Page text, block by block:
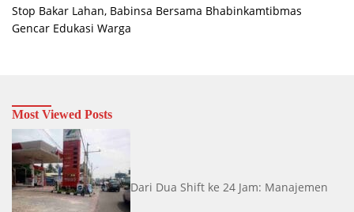
Stop Bakar Lahan, Babinsa Bersama Bhabinkamtibmas
Gencar Edukasi Warga
Most Viewed Posts
Dari Dua Shift ke 24 Jam: Manajemen